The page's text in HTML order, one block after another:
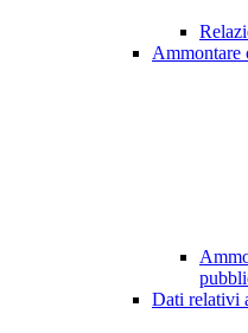
Ammontare
Dati relativi